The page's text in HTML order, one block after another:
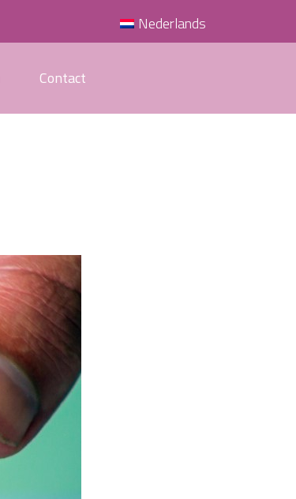
Nederlands
Contact